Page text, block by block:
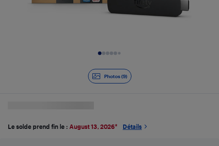
Photos (9)
Le solde prend fin le : August 13, 2026* Détails